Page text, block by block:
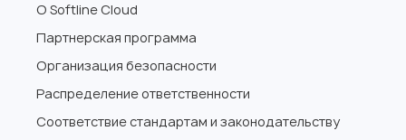
О Softline Cloud
Партнерская программа
Организация безопасности
Распределение ответственности
Соответствие стандартам и законодательству